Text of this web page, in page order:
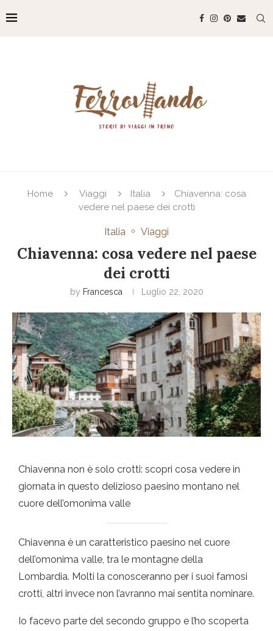
Home Viaggi Italia
Chiavenna: cosa
vedere nel paese dei crotti
Italia Viaggi
Chiavenna: cosa vedere nel paese
dei crotti
by Francesca Luglio 22, 2020
Chiavenna non è solo crotti: scopri cosa vedere in
giornata in questo delizioso paesino montano nel
cuore dell’omonima valle
Chiavenna è un caratteristico paesino nel cuore
dell’omonima valle, tra le montagne della
Lombardia. Molti la conosceranno per i suoi famosi
crotti, altri invece non l’avranno mai sentita nominare.
Io facevo parte del secondo gruppo e l’ho scoperta